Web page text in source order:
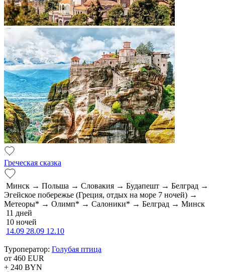
Греческая сказка
Минск → Польша → Словакия → Будапешт → Белград →
Эгейское побережье (Греция, отдых на море 7 ночей) →
Метеоры* → Олимп* → Салоники* → Белград → Минск
11 дней
10 ночей
14.09 28.09 12.10
Туроператор: Голубая птица
от 460 EUR
+ 240 BYN